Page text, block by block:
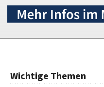
Wichtige Themen